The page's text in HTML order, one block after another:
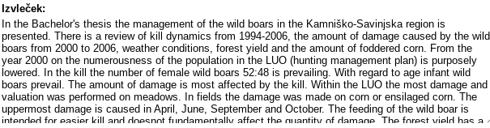
Izvleček:
In the Bachelor's thesis the management of the wild boars in the Kamniško-Savinjska region is
presented. There is a review of kill dynamics from 1994-2006, the amount of damage caused by the wild
boars from 2000 to 2006, weather conditions, forest yield and the amount of foddered corn. From the
year 2000 on the numerousness of the population in the LUO (hunting management plan) is purposely
lowered. In the kill the number of female wild boars 52:48 is prevailing. With regard to age infant wild
boars prevail. The amount of damage is most affected by the kill. Within the LUO the most damage and
valuation was performed on meadows. In fields the damage was made on corn or ensilaged corn. The
uppermost damage is caused in April, June, September and October. The feeding of the wild boar is
intended for easier kill and doesnot fundamentally affect the quantity of damage. The forest yield has a